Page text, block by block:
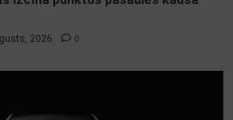
2026. 0